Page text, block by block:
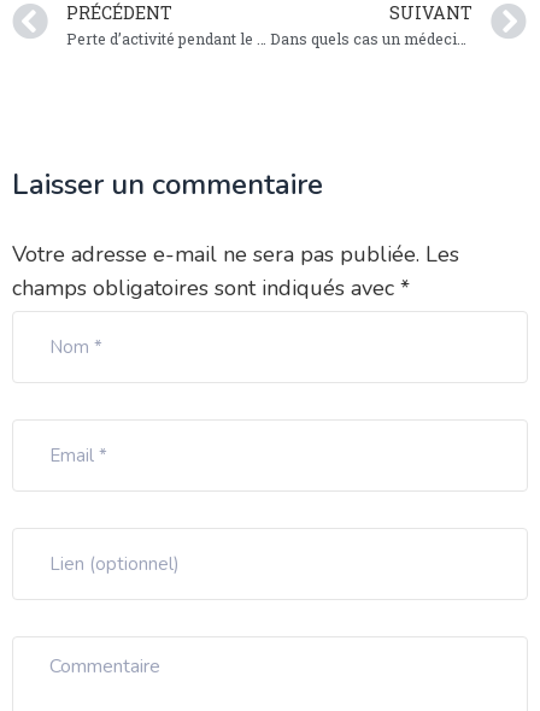
PRÉCÉDENT
Perte d’activité pendant le Covid : une aide financière pour les médecins remplaçants
SUIVANT
Dans quels cas un médecin peut-il s’absenter de son cabinet ?
Laisser un commentaire
Votre adresse e-mail ne sera pas publiée. Les
champs obligatoires sont indiqués avec *